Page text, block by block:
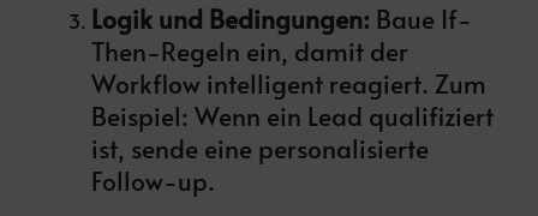
Logik und Bedingungen: Baue If-
Then-Regeln ein, damit der
Workflow intelligent reagiert. Zum
Beispiel: Wenn ein Lead qualifiziert
ist, sende eine personalisierte
Follow-up.